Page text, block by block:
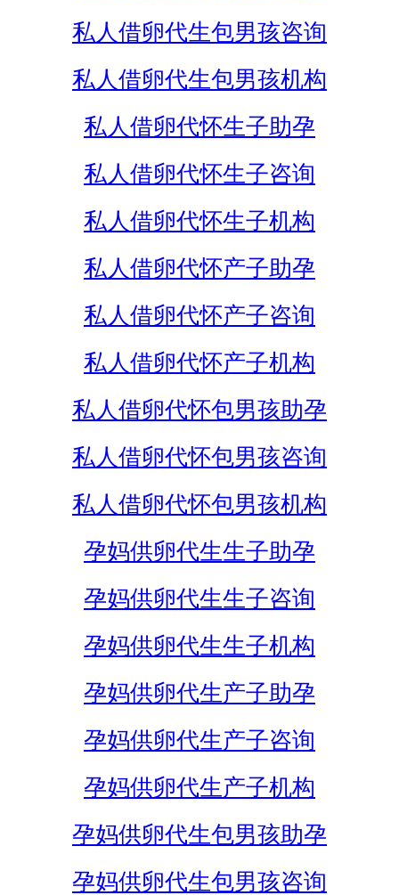
私人借卵代生包男孩咨询
私人借卵代生包男孩机构
私人借卵代怀生子助孕
私人借卵代怀生子咨询
私人借卵代怀生子机构
私人借卵代怀产子助孕
私人借卵代怀产子咨询
私人借卵代怀产子机构
私人借卵代怀包男孩助孕
私人借卵代怀包男孩咨询
私人借卵代怀包男孩机构
孕妈供卵代生生子助孕
孕妈供卵代生生子咨询
孕妈供卵代生生子机构
孕妈供卵代生产子助孕
孕妈供卵代生产子咨询
孕妈供卵代生产子机构
孕妈供卵代生包男孩助孕
孕妈供卵代生包男孩咨询